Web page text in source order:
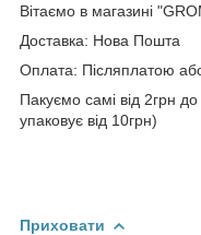
Вітаємо в магазині
Доставка: Нова Пошта
Оплата: Післяплатою
Пакуємо самі від 2грн
упаковує від 10грн)
Приховати